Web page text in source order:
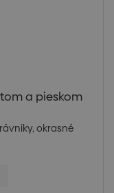
a pieskom
okrasné